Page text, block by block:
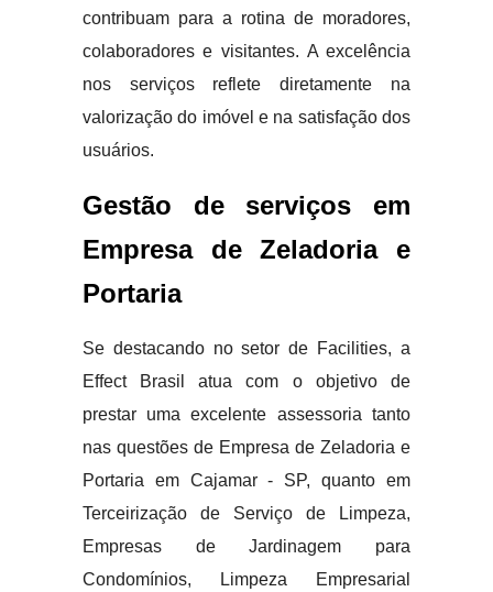
contribuam para a rotina de moradores,
colaboradores e visitantes. A excelência
nos serviços reflete diretamente na
valorização do imóvel e na satisfação dos
usuários.
Gestão de serviços em
Empresa de Zeladoria e
Portaria
Se destacando no setor de Facilities, a
Effect Brasil atua com o objetivo de
prestar uma excelente assessoria tanto
nas questões de Empresa de Zeladoria e
Portaria em Cajamar - SP, quanto em
Terceirização de Serviço de Limpeza,
Empresas de Jardinagem para
Condomínios, Limpeza Empresarial